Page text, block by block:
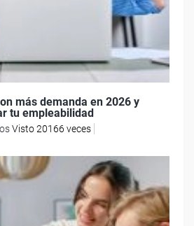
más demanda en 2026 y
tu empleabilidad
Visto 20166 veces